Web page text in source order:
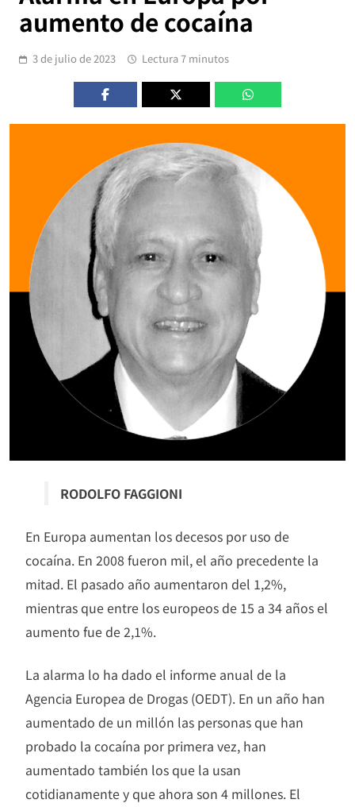
aumento de cocaína
3 de julio de 2023 Lectura 7 minutos
RODOLFO FAGGIONI
En Europa aumentan los decesos por uso de
cocaína. En 2008 fueron mil, el año precedente la
mitad. El pasado año aumentaron del 1,2%,
mientras que entre los europeos de 15 a 34 años el
aumento fue de 2,1%.
La alarma lo ha dado el informe anual de la
Agencia Europea de Drogas (OEDT). En un año han
aumentado de un millón las personas que han
probado la cocaína por primera vez, han
aumentado también los que la usan
cotidianamente y que ahora son 4 millones. El